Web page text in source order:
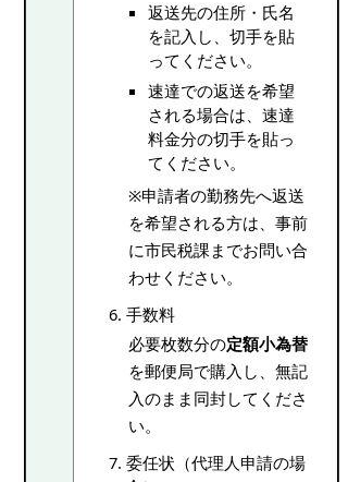
返送先の住所・氏名
を記入し、切手を貼
ってください。
速達での返送を希望
される場合は、速達
料金分の切手を貼っ
てください。
※申請者の勤務先へ返送
を希望される方は、事前
に市民税課までお問い合
わせください。
手数料
必要枚数分の定額小為替
を郵便局で購入し、無記
入のまま同封してくださ
い。
委任状（代理人申請の場